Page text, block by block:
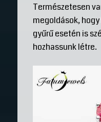
Természetesen
megoldások,
gyűrű esetén is
hozhassunk létre.